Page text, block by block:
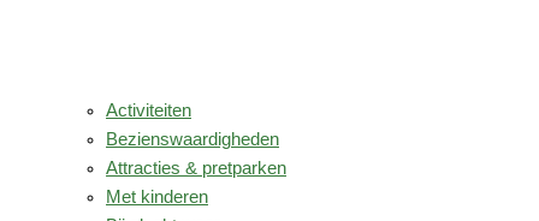
Activiteiten
Bezienswaardigheden
Attracties & pretparken
Met kinderen